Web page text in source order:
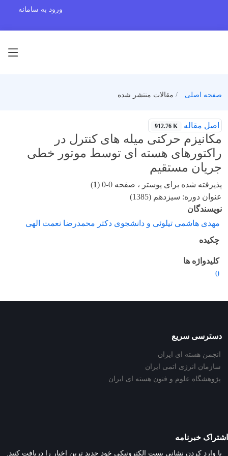
ورود به سامانه
صفحه اصلی مقالات منتشر شده
اصل مقاله 912.76 K
مکانیزم حرکتی میله های کنترل در
راکتورهای هسته ای توسط موتور خطی
جریان مستقیم
پذیرفته شده برای پوستر ، صفحه 0-0 ( 1
)
عنوان دوره: سیزدهم (1385)
نویسندگان
مهدی هاشمی تیلوئی و دانشجوی دکتر محمدرضا نعمت الهی
چکیده
کلیدواژه ها
0
دسترسی سریع
انجمن هسته ای ایران
سازمان انرژی اتمی ایران
پژوهشگاه علوم و فنون هسته ای ایران
اشتراک خبرنامه
با وارد کردن نشانی پست الکترونیکی خود جدید ترین اخبار را دریافت کنید.